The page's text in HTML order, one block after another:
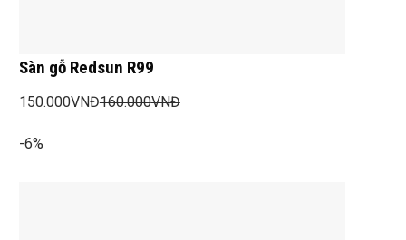
Sàn gỗ Redsun R99
150.000VNĐ160.000VNĐ
-6%